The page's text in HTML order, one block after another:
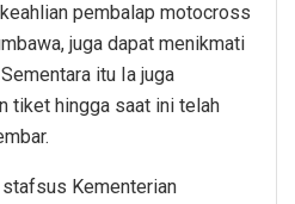
pembalap motocross
juga dapat menikmati
itu Ia juga
tiket hingga saat ini telah
stafsus Kementerian